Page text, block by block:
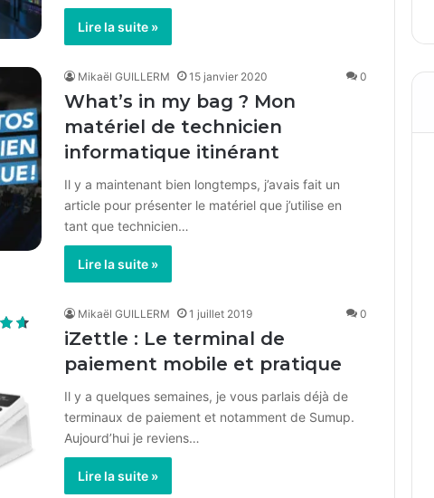
Lire la suite »
Mikaël GUILLERM 15 janvier 2020 0
What’s in my bag ? Mon
matériel de technicien
informatique itinérant
Il y a maintenant bien longtemps, j’avais fait un
article pour présenter le matériel que j’utilise en
tant que technicien…
Lire la suite »
Mikaël GUILLERM 1 juillet 2019 0
iZettle : Le terminal de
paiement mobile et pratique
Il y a quelques semaines, je vous parlais déjà de
terminaux de paiement et notamment de Sumup.
Aujourd’hui je reviens…
Lire la suite »